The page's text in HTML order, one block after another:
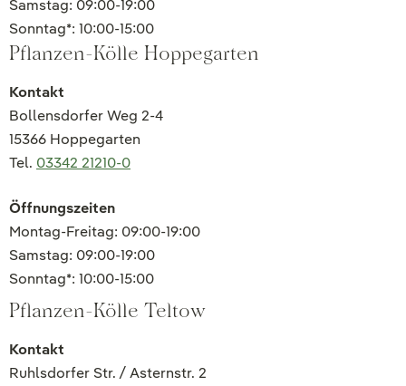
Samstag: 09:00-19:00
Sonntag*: 10:00-15:00
Pflanzen-Kölle Hoppegarten
Kontakt
Bollensdorfer Weg 2-4
15366 Hoppegarten
Tel. 03342 21210-0
Öffnungszeiten
Montag-Freitag: 09:00-19:00
Samstag: 09:00-19:00
Sonntag*: 10:00-15:00
Pflanzen-Kölle Teltow
Kontakt
Ruhlsdorfer Str. / Asternstr. 2